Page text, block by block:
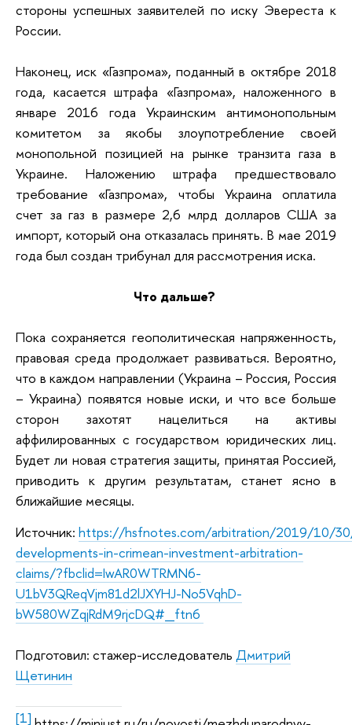
стороны успешных заявителей по иску Эвереста к
России.
Наконец, иск «Газпрома», поданный в октябре 2018
года, касается штрафа «Газпрома», наложенного в
январе 2016 года Украинским антимонопольным
комитетом за якобы злоупотребление своей
монопольной позицией на рынке транзита газа в
Украине. Наложению штрафа предшествовало
требование «Газпрома», чтобы Украина оплатила
счет за газ в размере 2,6 млрд долларов США за
импорт, который она отказалась принять. В мае 2019
года был создан трибунал для рассмотрения иска.
Что дальше?
Пока сохраняется геополитическая напряженность,
правовая среда продолжает развиваться. Вероятно,
что в каждом направлении (Украина – Россия, Россия
– Украина) появятся новые иски, и что все больше
сторон захотят нацелиться на активы
аффилированных с государством юридических лиц.
Будет ли новая стратегия защиты, принятая Россией,
приводить к другим результатам, станет ясно в
ближайшие месяцы.
Источник: https://hsfnotes.com/arbitration/2019/10/
developments-in-crimean-investment-arbitration-
claims/?fbclid=IwAR0WTRMN6-
U1bV3QReqVjm81d2lJXYHJ-No5VqhD-
bW580WZqjRdM9rjcDQ#_ftn6
Подготовил: стажер-исследователь Дмитрий
Щетинин
[1]